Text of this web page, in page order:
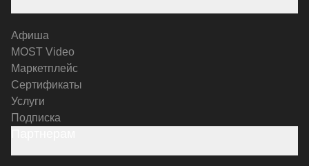
Афиша
MOST Video
Маркетплейс
Сертификаты
Услуги
Подписка